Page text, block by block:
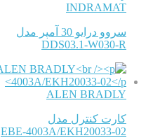
INDRAMAT
سروو درایو 30 آمپر مدل
DDS03.1-W030-R
ALEN BRADLY
کارت کنترل مدل
EBE-4003A/EKH20033-02